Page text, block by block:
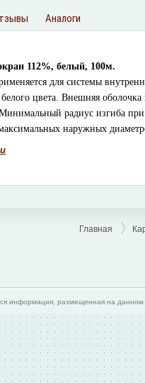
Аналоги
112%, белый, 100м.
для системы
цвета. Внешняя
радиус изгиба
наружных
Главная
информация, размещенная на данном